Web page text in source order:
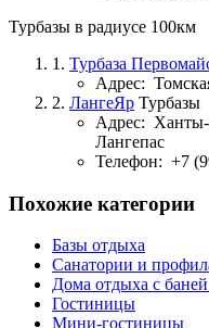
Турбазы в радиусе 100км
1. Турбаза
Адрес:
2. ЛангеЯр Турбазы
Адрес:
Лангепас
Телефон: +7
Похожие категории
Базы отдыха
Санатории и
Дома отдыха с
Гостиницы
Мини-гостиницы